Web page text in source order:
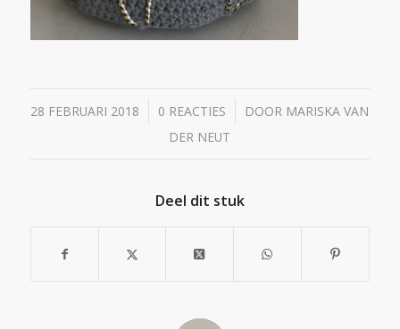
28 FEBRUARI 2018
/ 0 REACTIES
/ DOOR MARISKA VAN
DER NEUT
Deel dit stuk